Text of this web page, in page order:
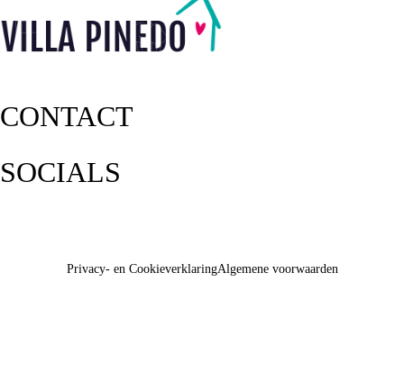
CONTACT
SOCIALS
Privacy- en CookieverklaringAlgemene voorwaarden